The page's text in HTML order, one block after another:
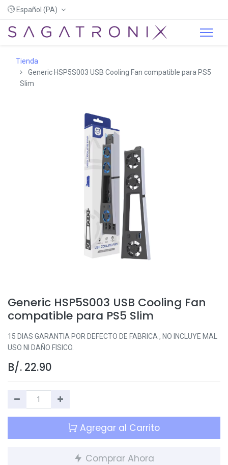
Español (PA)
Tienda
Generic HSP5S003 USB Cooling Fan compatible para PS5
Slim
Generic HSP5S003 USB Cooling Fan
compatible para PS5 Slim
15 DIAS GARANTIA POR DEFECTO DE FABRICA , NO INCLUYE MAL
USO NI DAÑO FISICO.
B/. 22.90
Agregar al Carrito
Comprar Ahora